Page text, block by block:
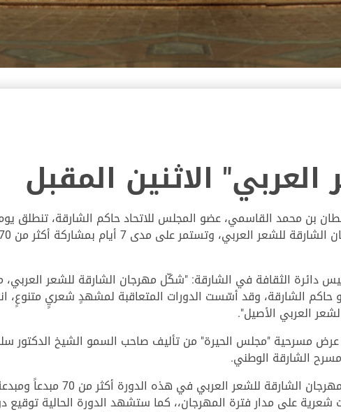
الاثنين المقبل
بن محمد القاسمي، عضو المجلس للاتحاد حاكم الشارقة، تنطلق يوم
دائرة الثقافة في الشارقة: "شكّل مهرجان الشارقة للشعر
حاكم الشارقة، وقد أسّست الدورات المتعاقبة لمشهدٍ شعريٍ متنوعٍ،
العربي الأصيل".
مسرحية "مجلس الحيرة" من تأليف صاحب السمو الشيخ الدكتور
الشارقة الوطني.
وأضاف رئيس دائرة الثقافة، قائلاً:
على مدار فترة المهرجان،، كما ستشهد الدورة الحالية توقيع